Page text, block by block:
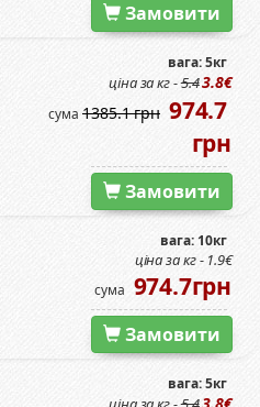
Замовити
вага: 5кг
ціна за кг -5.43.8€
сума 1385.1 грн 974.7
грн
Замовити
вага: 10кг
ціна за кг - 1.9€
сума 974.7грн
Замовити
вага: 5кг